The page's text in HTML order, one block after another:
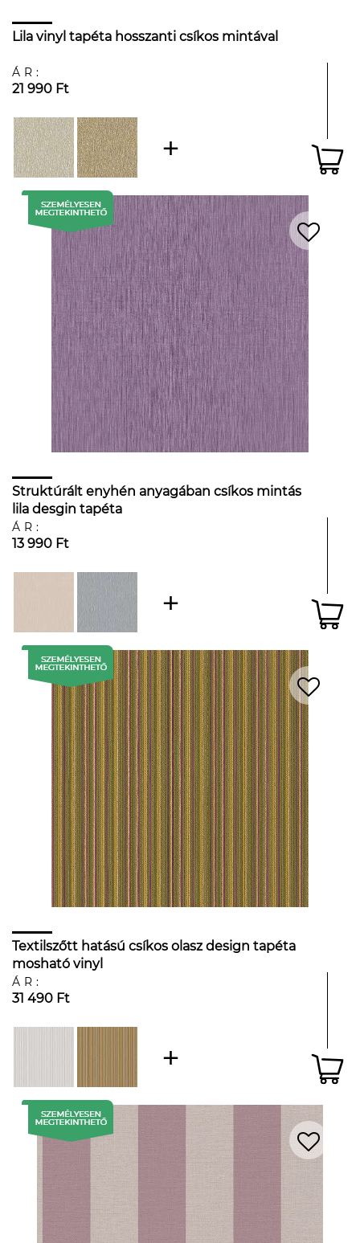
Lila vinyl tapéta hosszanti csíkos mintával
ÁR:
21 990 Ft
Struktúrált enyhén anyagában csíkos mintás
lila desgin tapéta
ÁR:
13 990 Ft
Textilszőtt hatású csíkos olasz design tapéta
mosható vinyl
ÁR:
31 490 Ft